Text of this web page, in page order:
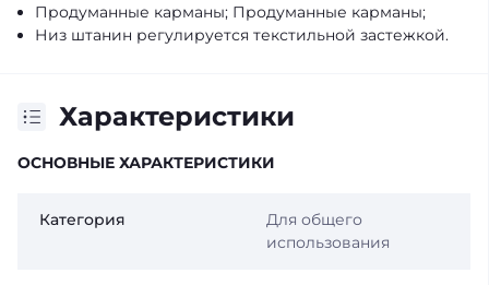
Продуманные карманы; Продуманные карманы;
Низ штанин регулируется текстильной застежкой.
Характеристики
ОСНОВНЫЕ ХАРАКТЕРИСТИКИ
Категория
Для общего
использования